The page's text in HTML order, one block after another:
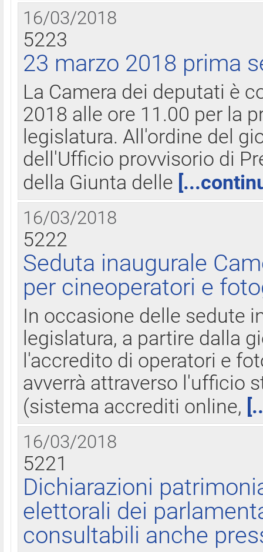
16/03/2018
5223
23 marzo 2018 prima
La Camera dei deputati è
2018 alle ore 11.00 per la
legislatura. All'ordine del
dell'Ufficio provvisorio di
della Giunta delle
16/03/2018
5222
Seduta inaugurale
per cineoperatori e
In occasione delle sedute
legislatura, a partire dalla
l'accredito di operatori e
avverrà attraverso l'ufficio
(sistema accrediti online,
16/03/2018
5221
Dichiarazioni
elettorali dei
consultabili anche